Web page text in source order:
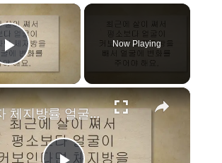
×
Play Video
Now Playing
×
남자 체지방률 얼굴 변화 주는 13가지 비법